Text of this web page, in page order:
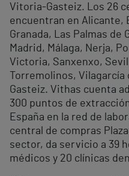
Vitoria-Gasteiz. Los 26
encuentran en Alicante,
Granada, Las Palmas de
Madrid, Málaga, Nerja,
Victoria, Sanxenxo,
Torremolinos,
Gasteiz. Vithas cuenta
300 puntos de
España en la red de
central de compras
sector, da servicio a 39
médicos y 20 clínicas